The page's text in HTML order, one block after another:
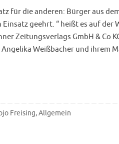
für die anderen: Bürger aus
geehrt. “ heißt es auf der
Zeitungsverlags GmbH & Co
Weißbacher und ihrem
Freising,Allgemein